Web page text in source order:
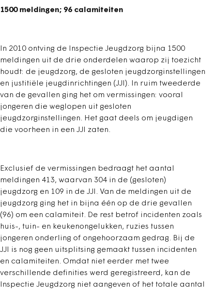
1500 meldingen; 96 calamiteiten
In 2010 ontving de Inspectie Jeugdzorg bijna 1500
meldingen uit de drie onderdelen waarop zij toezicht
houdt: de jeugdzorg, de gesloten jeugdzorginstellingen
en justitiële jeugdinrichtingen (JJI). In ruim tweederde
van de gevallen ging het om vermissingen: vooral
jongeren die weglopen uit gesloten
jeugdzorginstellingen. Het gaat deels om jeugdigen
die voorheen in een JJI zaten.
Exclusief de vermissingen bedraagt het aantal
meldingen 413, waarvan 304 in de (gesloten)
jeugdzorg en 109 in de JJI. Van de meldingen uit de
jeugdzorg ging het in bijna één op de drie gevallen
(96) om een calamiteit. De rest betrof incidenten zoals
huis-, tuin- en keukenongelukken, ruzies tussen
jongeren onderling of ongehoorzaam gedrag. Bij de
JJI is nog geen uitsplitsing gemaakt tussen incidenten
en calamiteiten. Omdat niet eerder met twee
verschillende definities werd geregistreerd, kan de
Inspectie Jeugdzorg niet aangeven of het totale aantal